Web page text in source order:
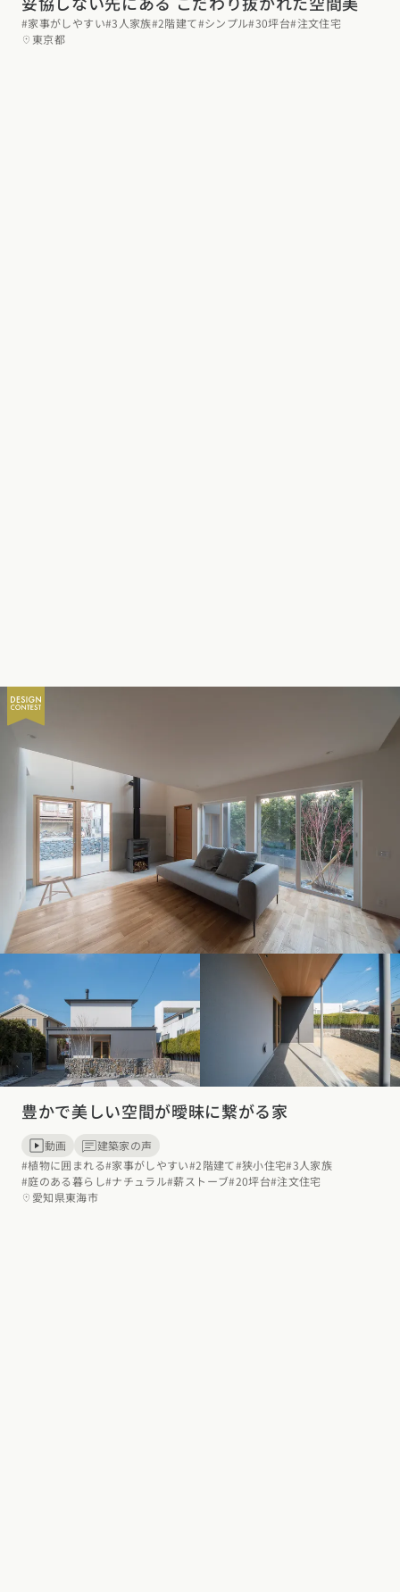
#家事がしやすい#3人家族#2階建て#シンプル#30坪台#注文住宅
東京都
豊かで美しい空間が曖昧に繋がる家
動画
建築家の声
#植物に囲まれる#家事がしやすい#2階建て#狭小住宅#3人家族
#庭のある暮らし#ナチュラル#薪ストーブ#20坪台#注文住宅
愛知県東海市